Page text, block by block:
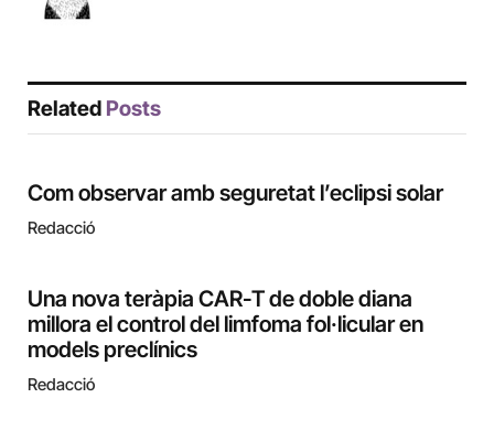
Related Posts
Com observar amb seguretat l’eclipsi solar
Redacció
Una nova teràpia CAR-T de doble diana
millora el control del limfoma fol·licular en
models preclínics
Redacció